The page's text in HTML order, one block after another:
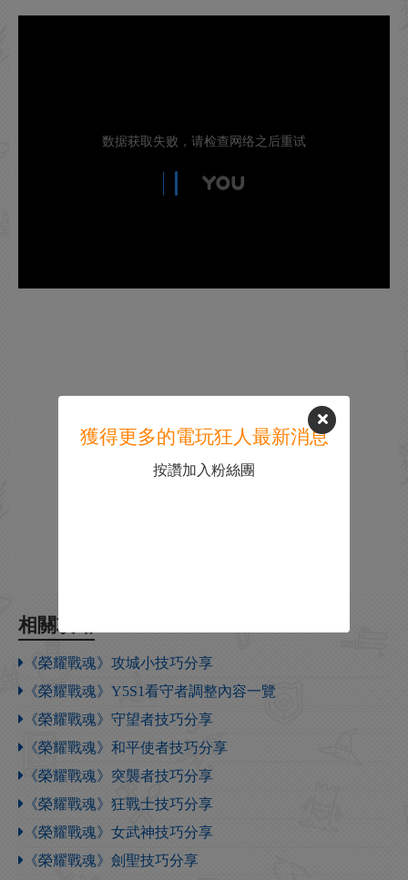
相關攻略
《榮耀戰魂》攻城小技巧分享
《榮耀戰魂》Y5S1看守者調整內容一覽
《榮耀戰魂》守望者技巧分享
《榮耀戰魂》和平使者技巧分享
《榮耀戰魂》突襲者技巧分享
《榮耀戰魂》狂戰士技巧分享
《榮耀戰魂》女武神技巧分享
《榮耀戰魂》劍聖技巧分享
獲得更多的電玩狂人最新消息
按讚加入粉絲團